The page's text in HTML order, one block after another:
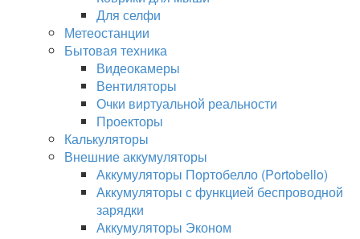
Для селфи
Метеостанции
Бытовая техника
Видеокамеры
Вентиляторы
Очки виртуальной реальности
Проекторы
Калькуляторы
Внешние аккумуляторы
Аккумуляторы Портобелло (Portobello)
Аккумуляторы с функцией беспроводной
зарядки
Аккумуляторы Эконом